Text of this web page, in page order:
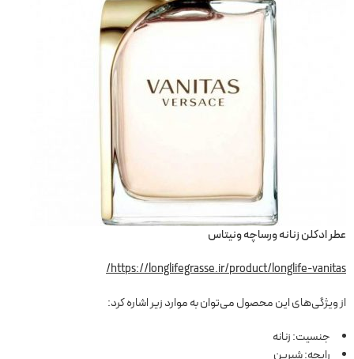
عطر ادکلن زنانه ورساچه ونیتاس
https://longlifegrasse.ir/product/longlife-vanitas/
از ویژگی‌های این محصول می‌توان به موارد زیر اشاره کرد:
جنسیت: زنانه
رایحه: شیرین